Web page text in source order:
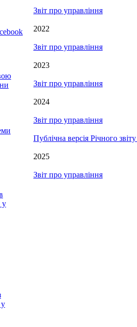
у
Звіт про управління
2022
Звіт про управління
2023
Звіт про управління
2024
Звіт про управління
Публічна версія Річного
2025
Звіт про управління